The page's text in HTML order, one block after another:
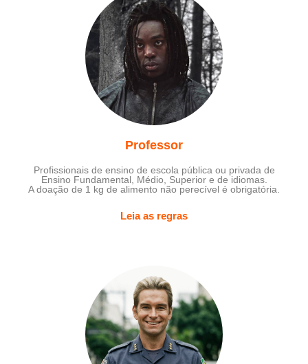
Professor
Profissionais de ensino de escola pública ou privada de
Ensino Fundamental, Médio, Superior e de idiomas.
A doação de 1 kg de alimento não perecível é obrigatória.
Leia as regras